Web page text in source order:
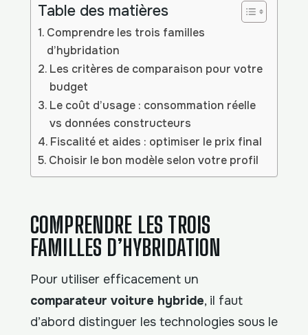
Table des matières
Comprendre les trois familles
d’hybridation
Les critères de comparaison pour votre
budget
Le coût d’usage : consommation réelle
vs données constructeurs
Fiscalité et aides : optimiser le prix final
Choisir le bon modèle selon votre profil
COMPRENDRE LES TROIS
FAMILLES D’HYBRIDATION
Pour utiliser efficacement un
comparateur voiture hybride, il faut
d’abord distinguer les technologies sous le